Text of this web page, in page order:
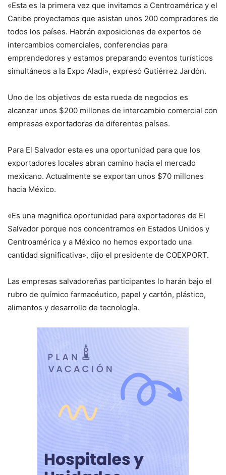
«Esta es la primera vez que invitamos a Centroamérica y el
Caribe proyectamos que asistan unos 200 compradores de
todos los países. Habrán exposiciones de expertos de
intercambios comerciales, conferencias para
emprendedores y estamos preparando eventos turísticos
simultáneos a la Expo Aladi», expresó Gutiérrez Jardón.
Uno de los objetivos de esta rueda de negocios es
alcanzar unos $200 millones de intercambio comercial con
empresas exportadoras de diferentes países.
Para El Salvador esta es una oportunidad para que los
exportadores locales abran camino hacia el mercado
mexicano. Actualmente se exportan unos $70 millones
hacia México.
«Es una magnifica oportunidad para exportadores de El
Salvador porque nos concentramos en Estados Unidos y
Centroamérica y a México no hemos exportado una
cantidad significativa», dijo el presidente de COEXPORT.
Las empresas salvadoreñas participantes lo harán bajo el
rubro de químico farmacéutico, papel y cartón, plástico,
alimentos y desarrollo de tecnología.